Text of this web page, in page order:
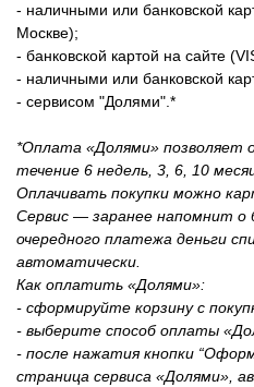
- наличными или банковской
Москве);
- банковской картой на сайте
- наличными или банковской
- сервисом "Долями".*
*Оплата «Долями» позволяет
течение 6 недель, 3, 6, 10
Оплачивать покупки можно
Сервис — заранее напомнит о
очередного платежа деньги
автоматически.
Как оплатить «Долями»:
- сформируйте корзину с
- выберите способ оплаты
- после нажатия кнопки
страница сервиса «Долями»,